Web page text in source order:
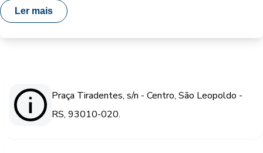
Ler mais
Praça Tiradentes, s/n - Centro, São Leopoldo -
RS, 93010-020.